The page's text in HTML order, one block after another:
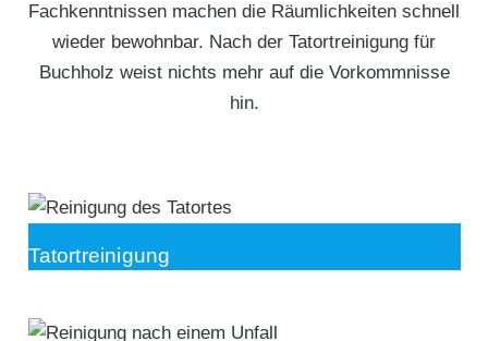
Fachkenntnissen machen die Räumlichkeiten schnell
wieder bewohnbar. Nach der Tatortreinigung für
Buchholz weist nichts mehr auf die Vorkommnisse
hin.
Tatortreinigung